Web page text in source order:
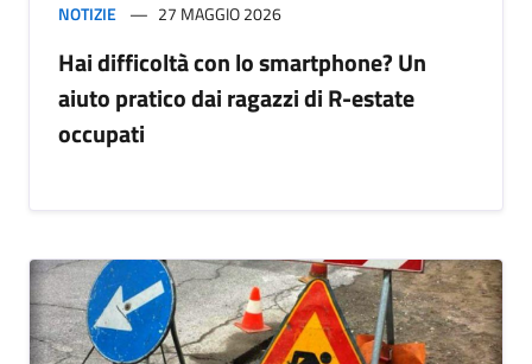
NOTIZIE 27 MAGGIO 2026
Hai difficoltà con lo smartphone? Un
aiuto pratico dai ragazzi di R-estate
occupati